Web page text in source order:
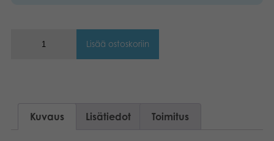
Lisää ostoskoriin
Kuvaus Lisätiedot Toimitus